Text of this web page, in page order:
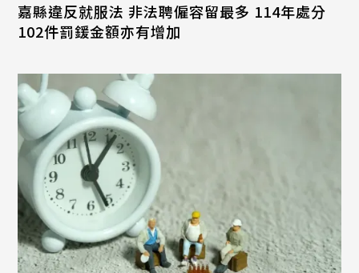
嘉縣違反就服法 非法聘僱容留最多 114年處分
102件罰鍰金額亦有增加